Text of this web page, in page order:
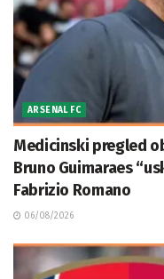
ARSENAL FC
Medicinski pregled
Bruno Guimaraes
Fabrizio Romano
06/08/2026